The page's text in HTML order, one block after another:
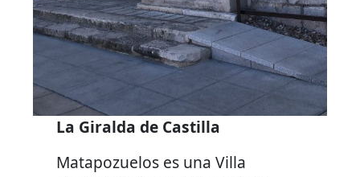
La Giralda de Castilla
Matapozuelos es una Villa